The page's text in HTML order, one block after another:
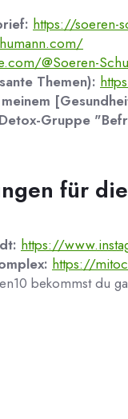
https://soeren-
@Soeren-
Themen):
Gruppe
für
https://
https://
bekommst du